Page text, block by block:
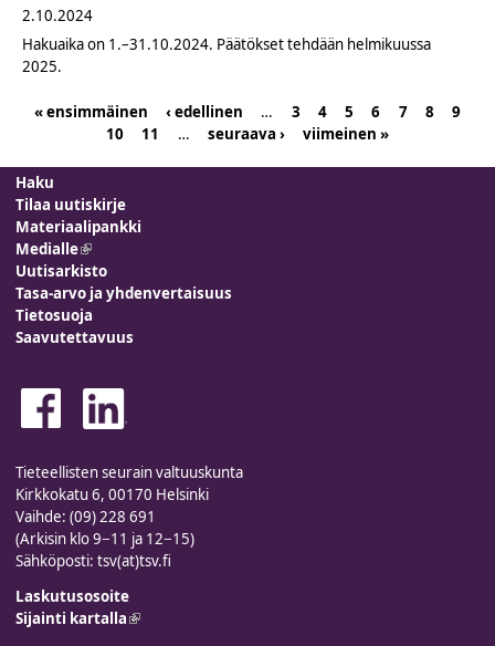
2.10.2024
Hakuaika on 1.–31.10.2024. Päätökset tehdään helmikuussa
2025.
« ensimmäinen ‹ edellinen … 3 4 5 6 7 8
9
10
11 … seuraava › viimeinen »
Haku
Tilaa uutiskirje
Materiaalipankki
Medialle(link is external)
Uutisarkisto
Tasa-arvo ja yhdenvertaisuus
Tietosuoja
Saavutettavuus
Tieteellisten seurain valtuuskunta
Kirkkokatu 6, 00170 Helsinki
Vaihde: (09) 228 691
(Arkisin klo 9−11 ja 12−15)
Sähköposti: tsv(at)tsv.fi
Laskutusosoite
Sijainti kartalla(link is external)